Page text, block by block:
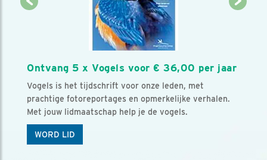
Ontvang 5 x Vogels voor € 36,00 per jaar
Vogels is het tijdschrift voor onze leden, met
prachtige fotoreportages en opmerkelijke verhalen.
Met jouw lidmaatschap help je de vogels.
WORD LID